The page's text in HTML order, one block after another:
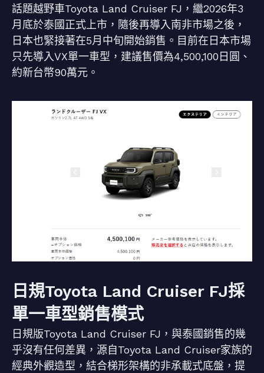
話題越野車Toyota Land Cruiser FJ，繼2026年3
月底於泰國正式上市，隨後再導入南非市場之後，
日本也緊接著在5月中旬開始銷售。目前在日本市場
只先導入VX單一車型，建議售價為4,500,100日圓、
約新台幣90萬元。
日規Toyota Land Cruiser FJ採
單一車型銷售模式
日規版Toyota Land Cruiser FJ，與泰國銷售的幾
乎沒有任何差異，源自Toyota Land Cruiser家族的
經典外觀造型，結合梯形架構的非承載式底盤，提